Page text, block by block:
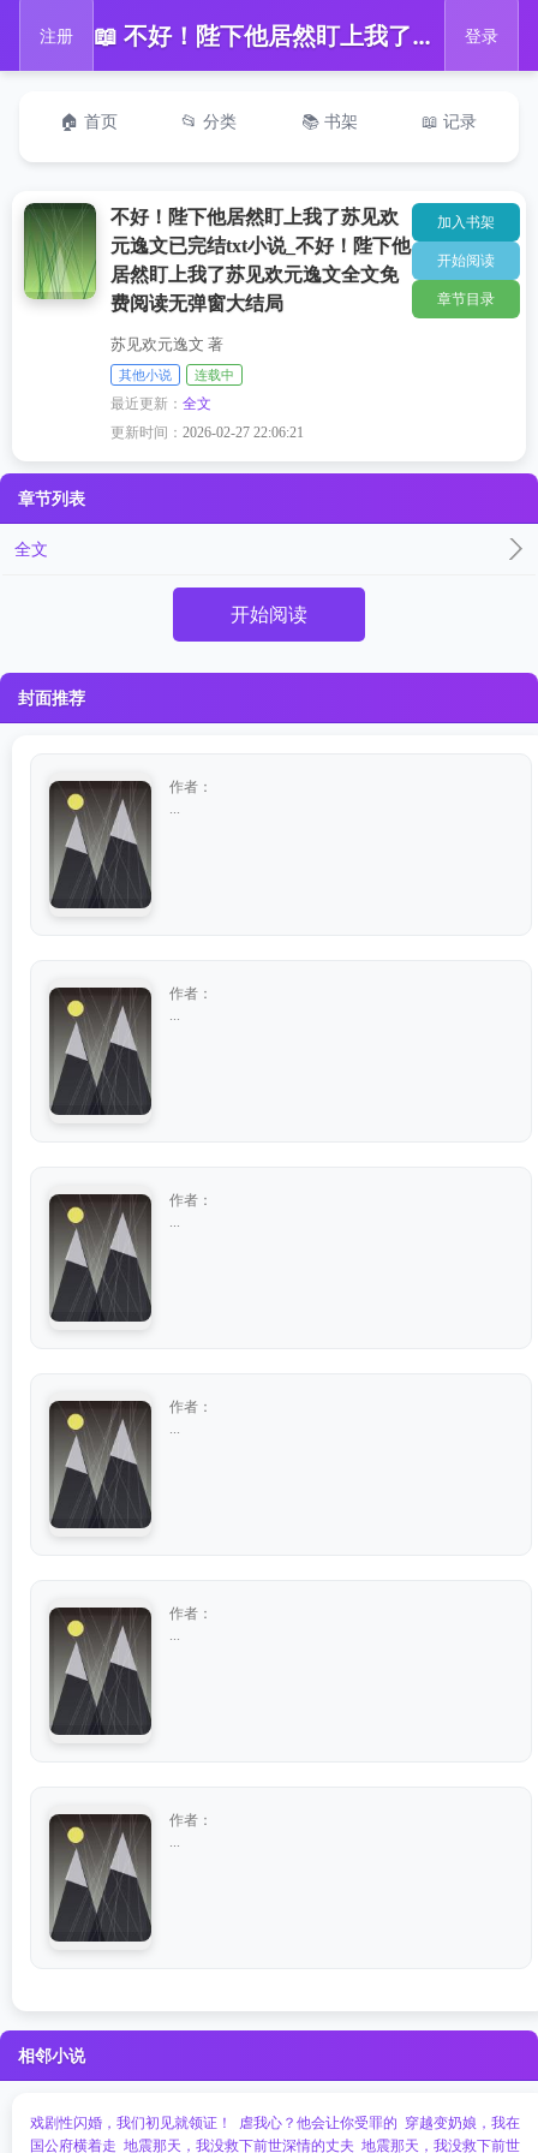
注册 📖 不好！陛下他居然盯上我了苏见欢元逸文已完结txt小说_不好！陛下他居然盯上我了苏见欢元逸文全文免费阅读无弹窗大结局 登录
🏠 首页 📂 分类 📚 书架 📖 记录
不好！陛下他居然盯上我了苏见欢
元逸文已完结txt小说_不好！陛下他
居然盯上我了苏见欢元逸文全文免
费阅读无弹窗大结局
苏见欢元逸文 著
其他小说 连载中
最近更新：全文
更新时间：2026-02-27 22:06:21
加入书架
开始阅读
章节目录
章节列表
全文
开始阅读
封面推荐
作者：
作者：
作者：
作者：
作者：
作者：
相邻小说
戏剧性闪婚，我们初见就领证！ 虐我心？他会让你受罪的 穿越变奶娘，我在
国公府横着走 地震那天，我没救下前世深情的丈夫​ 地震那天，我没救下前世